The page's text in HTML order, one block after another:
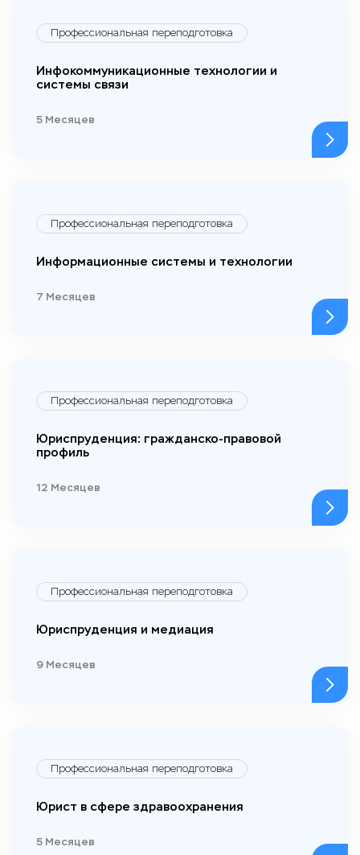
Профессиональная переподготовка
Инфокоммуникационные технологии и
системы связи
5 Месяцев
Профессиональная переподготовка
Информационные системы и технологии
7 Месяцев
Профессиональная переподготовка
Юриспруденция: гражданско-правовой
профиль
12 Месяцев
Профессиональная переподготовка
Юриспруденция и медиация
9 Месяцев
Профессиональная переподготовка
Юрист в сфере здравоохранения
5 Месяцев